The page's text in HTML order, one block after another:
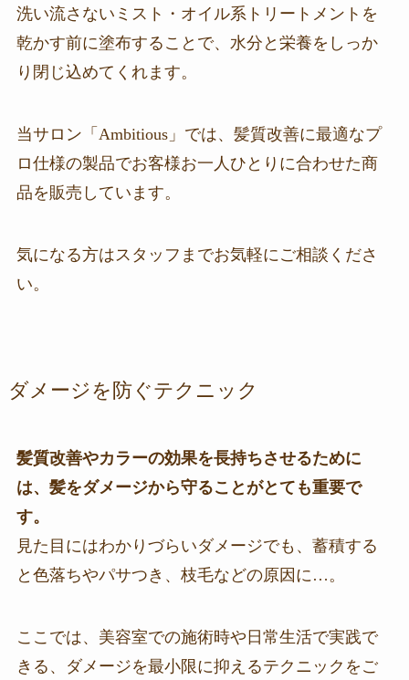
洗い流さないミスト・オイル系トリートメントを
乾かす前に塗布することで、水分と栄養をしっか
り閉じ込めてくれます。
当サロン「Ambitious」では、髪質改善に最適なプ
ロ仕様の製品でお客様お一人ひとりに合わせた商
品を販売しています。
気になる方はスタッフまでお気軽にご相談くださ
い。
ダメージを防ぐテクニック
髪質改善やカラーの効果を長持ちさせるために
は、髪をダメージから守ることがとても重要で
す。
見た目にはわかりづらいダメージでも、蓄積する
と色落ちやパサつき、枝毛などの原因に…。
ここでは、美容室での施術時や日常生活で実践で
きる、ダメージを最小限に抑えるテクニックをご